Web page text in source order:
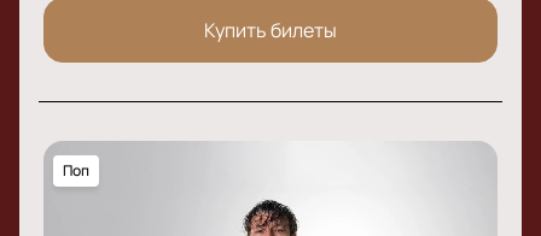
Купить билеты
Поп